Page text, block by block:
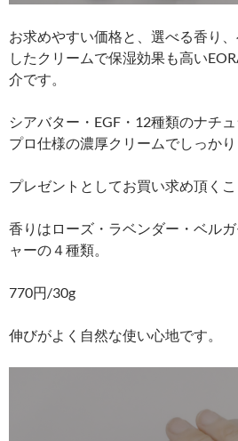
お求めやすい価格と、選べる香り
したクリームで保湿効果も高い
介です。
シアバター・EGF・12種類のナチ
プロ仕様の濃厚クリームでしっかり
プレゼントとしてお買い求め頂く
香りはローズ・ラベンダー・ベル
ャーの４種類。
770円/30g
伸びがよく自然な使い心地です。